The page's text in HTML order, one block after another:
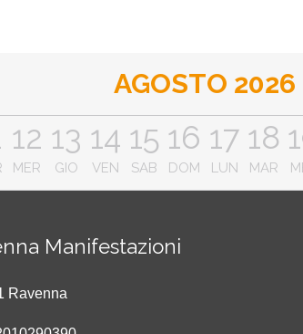
AGOSTO 2026
12
MER
13
GIO
14
VEN
15
SAB
16
DOM
17
LUN
18
MAR
Manifestazioni
Ravenna